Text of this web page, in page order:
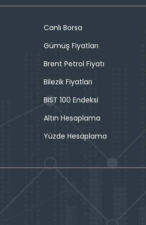
Canlı Borsa
Gümüş Fiyatları
Brent Petrol Fiyatı
Bilezik Fiyatları
BIST 100 Endeksi
Altın Hesaplama
Yüzde Hesaplama